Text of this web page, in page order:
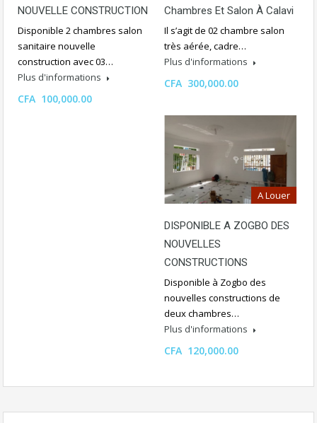
NOUVELLE CONSTRUCTION
Disponible 2 chambres salon
sanitaire nouvelle
construction avec 03…
Plus d'informations
CFA 100,000.00
Chambres Et Salon À Calavi
Il s’agit de 02 chambre salon
très aérée, cadre…
Plus d'informations
CFA 300,000.00
A Louer
DISPONIBLE A ZOGBO DES
NOUVELLES
CONSTRUCTIONS
Disponible à Zogbo des
nouvelles constructions de
deux chambres…
Plus d'informations
CFA 120,000.00